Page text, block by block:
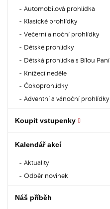
Automobilová prohlídka
Klasické prohlídky
Večerní a noční prohlídky
Dětské prohlídky
Dětská prohlídka s Bílou Paní
Knížecí neděle
Čokoprohlídky
Adventní a vánoční prohlídky
Koupit vstupenky
Kalendář akcí
Aktuality
Odběr novinek
Náš příběh